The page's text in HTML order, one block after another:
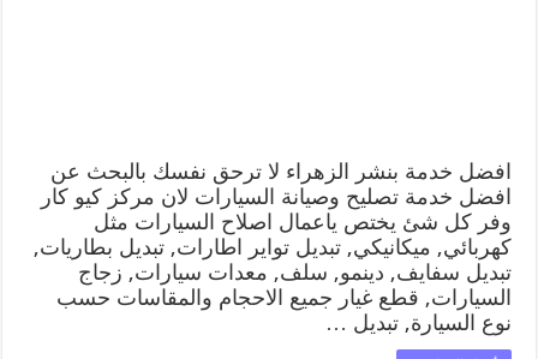
افضل خدمة بنشر الزهراء لا ترحق نفسك بالبحث عن
افضل خدمة تصليح وصيانة السيارات لان مركز كيو كار
وفر كل شئ يختص ياعمال اصلاح السيارات مثل
كهربائي, ميكانيكي, تبديل تواير اطارات, تبديل بطاريات,
تبديل سفايف, دينمو, سلف, معدات سيارات, زجاج
السيارات, قطع غيار جميع الاحجام والمقاسات حسب
نوع السيارة, تبديل …